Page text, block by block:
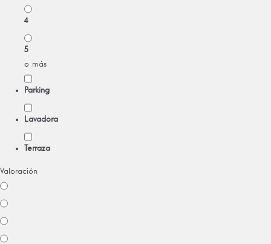
4
5
o más
Parking
Lavadora
Terraza
Valoración